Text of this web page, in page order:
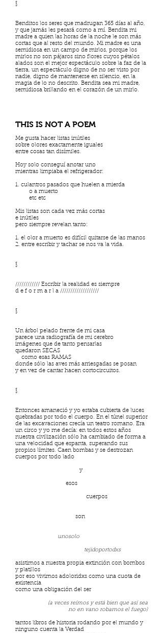
§
Benditos los seres que madrugan 365 días al año,
y que jamás les pesará como a mí. Bendita mi
madre a quien las horas de la noche le son más
cortas que al resto del mundo. Mi madre es una
semidiosa en un campo de mirlos, porque los
mirlos no son pájaros sino flores cuyos pétalos
alados son el mejor espectáculo sobre la faz de la
tierra, un espectáculo digno de no ser visto por
nadie, digno de mantenerse en silencio, en la
magia de lo no descrito. Bendita sea mi madre,
semidiosa brillando en el corazón de un mirlo.
THIS IS NOT A POEM
Me gusta hacer listas inútiles
sobre olores exactamente iguales
entre cosas tan disímiles.
Hoy solo conseguí anotar uno
mientras limpiaba el refrigerador:
1. culantros pasados que huelen a mierda
o a muerto
etc etc
Mis listas son cada vez más cortas
e inútiles
pero siempre revelan tanto:
1. el olor a muerto es difícil quitarse de las manos
2. entre escribir y tachar se nos va la vida.
§
//////////// Escribir la realidad es siempre
d e f o r m a r l a ///////////////////
§
Un árbol pelado frente de mi casa
parece una radiografía de mi cerebro
imágenes que de tanto pensarlas
quedaron SECAS
como esas RAMAS
donde sólo las aves más arriesgadas se posan
y en vez de cantar hacen cortocircuitos.
§
Entonces amaneció y yo estaba cubierta de luces
quebradas por todo el cuerpo. En el túnel superior
de las excavaciones crecía un teatro romano. Era
un circo y yo me decía: en todos estos años
nuestra civilización sólo ha cambiado de forma a
una velocidad que espanta, superando sus
propios límites. Caen bombas y se destrozan
cuerpos por todo lado
y
esos
cuerpos
son
unosolo
tejidoportodxs
asistimos a nuestra propia extinción con bombos
y platillos
por eso vivimos adoloridxs como una cuota de
existencia
como una obligación del ser
(a veces reímos y está bien que así sea
no en vano robamos el fuego)
tantos libros de historia rodando por el mundo y
ninguno cuenta la Verdad